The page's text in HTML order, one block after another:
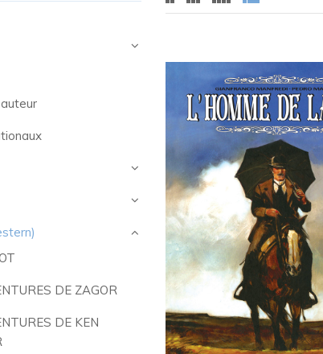
DE ZAGOR
DE KEN